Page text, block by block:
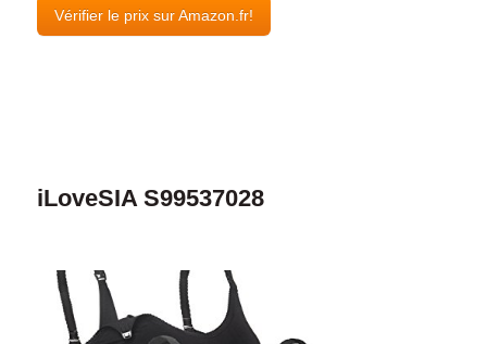
Vérifier le prix sur Amazon.fr!
iLoveSIA S99537028